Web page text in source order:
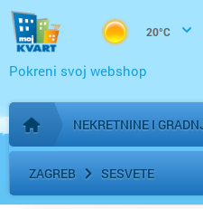
20°C
Pokreni svoj webshop
Početna stranica
NEKRETNINE I
ZAGREB SESVETE